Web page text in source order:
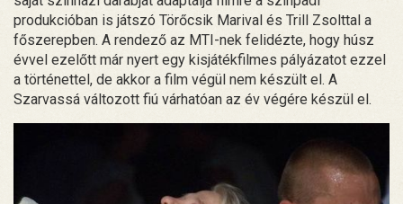
produkcióban is játszó Törőcsik Marival és Trill Zsolttal a
főszerepben. A rendező az MTI-nek felidézte, hogy húsz
évvel ezelőtt már nyert egy kisjátékfilmes pályázatot ezzel
a történettel, de akkor a film végül nem készült el. A
Szarvassá változott fiú várhatóan az év végére készül el.